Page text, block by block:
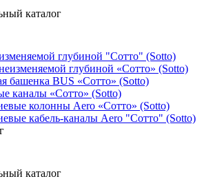
каталог
глубиной "Сотто" (Sotto)
глубиной «Сотто» (Sotto)
башенка BUS «Сотто» (Sotto)
каналы «Сотто» (Sotto)
колонны Aero «Сотто» (Sotto)
кабель-каналы Aero "Сотто" (Sotto)
каталог